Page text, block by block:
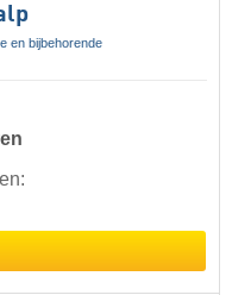
en bijbehorende